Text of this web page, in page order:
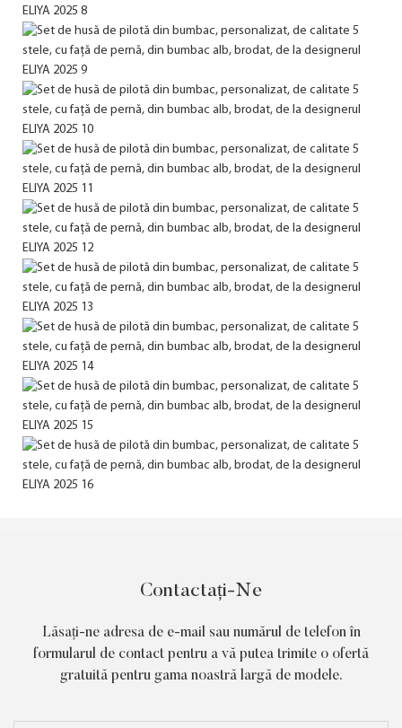
Contactați-Ne
Lăsați-ne adresa de e-mail sau numărul de telefon în
formularul de contact pentru a vă putea trimite o ofertă
gratuită pentru gama noastră largă de modele.